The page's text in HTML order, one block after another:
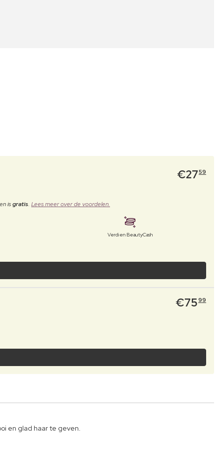
€2759
isgratis. Lees meer over de voordelen.
Verdien BeautyCash
€7599
en glad haar te geven.